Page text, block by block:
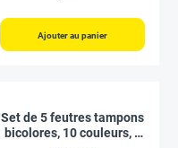
Ajouter au panier
Set de 5 feutres tampons
bicolores, 10 couleurs, 5